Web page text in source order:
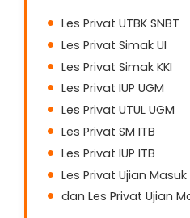
Les Privat UTBK SNBT
Les Privat Simak UI
Les Privat Simak KKI
Les Privat IUP UGM
Les Privat UTUL UGM
Les Privat SM ITB
Les Privat IUP ITB
Les Privat Ujian Masuk
dan Les Privat Ujian